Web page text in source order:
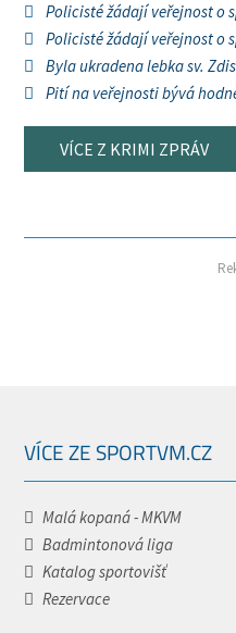
Policisté žádají veřejnost o
Policisté žádají veřejnost o
Byla ukradena lebka sv.
Pití na veřejnosti bývá
VÍCE Z KRIMI ZPRÁV
VÍCE ZE SPORTVM.CZ
Malá kopaná - MKVM
Badmintonová liga
Katalog sportovišť
Rezervace